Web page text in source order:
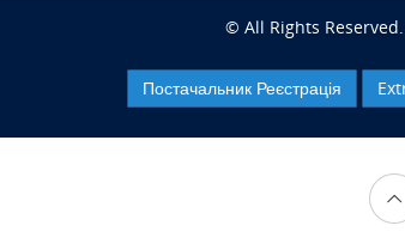
© All Rights
Постачальник Реєстрація